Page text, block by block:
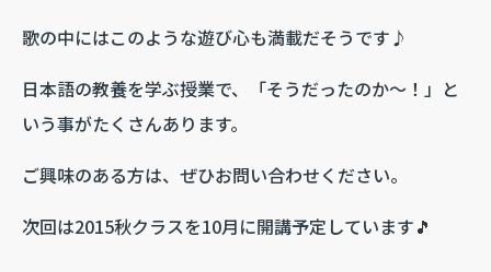
歌の中にはこのような遊び心も満載だそうです♪
日本語の教養を学ぶ授業で、「そうだったのか～！」と
いう事がたくさんあります。
ご興味のある方は、ぜひお問い合わせください。
次回は2015秋クラスを10月に開講予定しています🎵